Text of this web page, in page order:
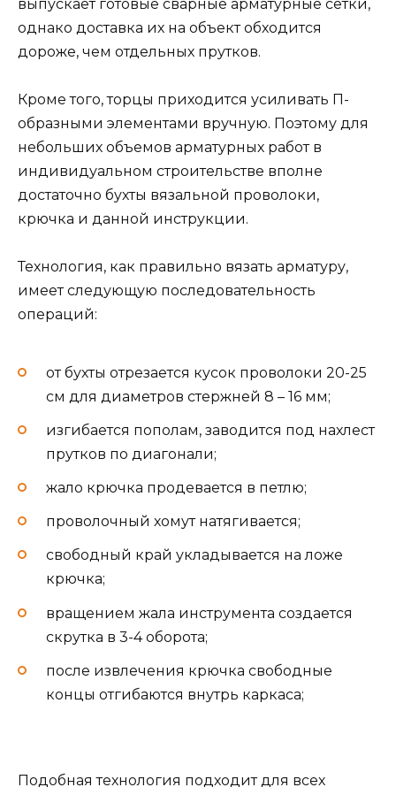
выпускает готовые сварные арматурные сетки,
однако доставка их на объект обходится
дороже, чем отдельных прутков.
Кроме того, торцы приходится усиливать П-
образными элементами вручную. Поэтому для
небольших объемов арматурных работ в
индивидуальном строительстве вполне
достаточно бухты вязальной проволоки,
крючка и данной инструкции.
Технология, как правильно вязать арматуру,
имеет следующую последовательность
операций:
от бухты отрезается кусок проволоки 20-25
см для диаметров стержней 8 – 16 мм;
изгибается пополам, заводится под нахлест
прутков по диагонали;
жало крючка продевается в петлю;
проволочный хомут натягивается;
свободный край укладывается на ложе
крючка;
вращением жала инструмента создается
скрутка в 3-4 оборота;
после извлечения крючка свободные
концы отгибаются внутрь каркаса;
Подобная технология подходит для всех